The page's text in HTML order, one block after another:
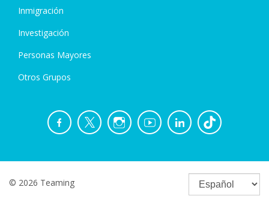
Inmigración
Investigación
Personas Mayores
Otros Grupos
© 2026 Teaming